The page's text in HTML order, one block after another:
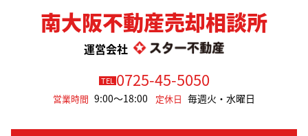
南大阪不動産売却相談所
運営会社
TEL0725-45-5050
営業時間 9:00～18:00 定休日 毎週火・水曜日